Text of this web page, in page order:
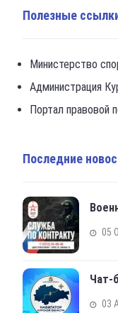
Полезные
Министерство
Администрация
Портал правовой
Последние
05
Чат-
03